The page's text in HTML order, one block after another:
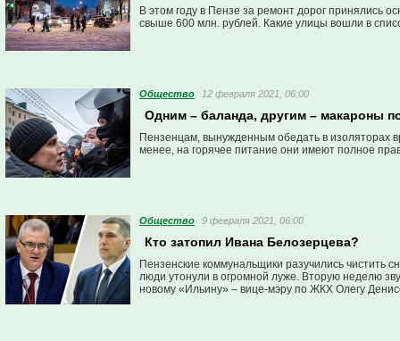
В этом году в Пензе за ремонт дорог принялись
свыше 600 млн. рублей. Какие улицы вошли в
Общество 12 февраля 2021, 06:00
Одним – баланда, другим – макароны
Пензенцам, вынужденным обедать в изоляторах
менее, на горячее питание они имеют полное
Общество 9 февраля 2021, 06:00
Кто затопил Ивана Белозерцева?
Пензенские коммунальщики разучились чистить
люди утонули в огромной луже. Вторую неделю
новому «Ильину» – вице-мэру по ЖКХ Олегу